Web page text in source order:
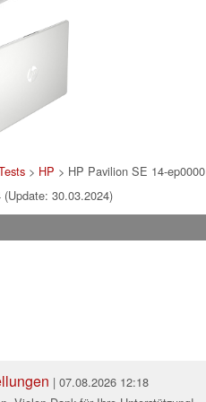
> HP > HP Pavilion SE 14-ep0000
30.03.2024)
| 07.08.2026 12:18